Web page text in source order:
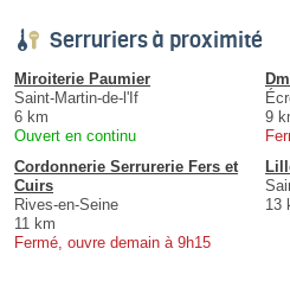
Serruriers à proximité
Miroiterie Paumier
Saint-Martin-de-l'If
6 km
Ouvert en continu
9
Cordonnerie Serrurerie Fers et
Cuirs
Rives-en-Seine
11 km
Fermé, ouvre demain à 9h15
13